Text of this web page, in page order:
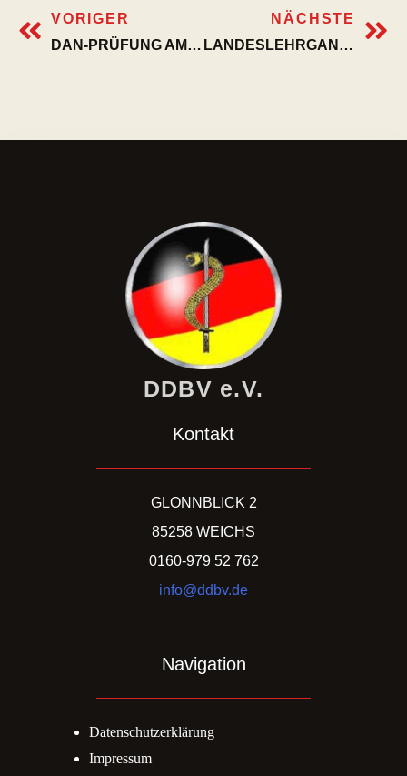
VORIGER
DAN-PRÜFUNG AM 17. MAI 2025 IN HEBERTSHAUSEN
NÄCHSTE
LANDESLEHRGANG IN AHRENSBURG AM 17. MAI 2025 – „GEWALTPRÄVENTION, ALLKAMPF, VERWENDUNG VON GEGENSTÄNDEN IN DER SV“
DDBV e.V.
Kontakt
GLONNBLICK 2
85258 WEICHS
0160-979 52 762
info@ddbv.de
Navigation
Datenschutzerklärung
Impressum